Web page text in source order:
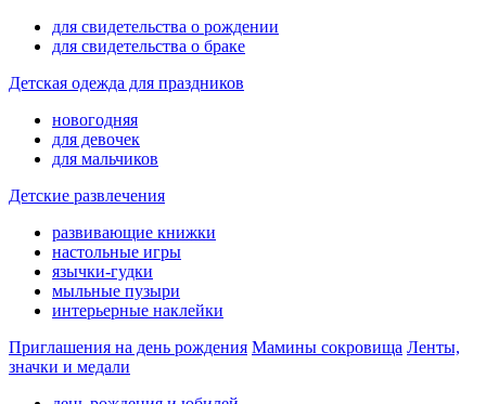
для свидетельства о рождении
для свидетельства о браке
Детская одежда для праздников
новогодняя
для девочек
для мальчиков
Детские развлечения
развивающие книжки
настольные игры
язычки-гудки
мыльные пузыри
интерьерные наклейки
Приглашения на день рождения Мамины сокровища Ленты,
значки и медали